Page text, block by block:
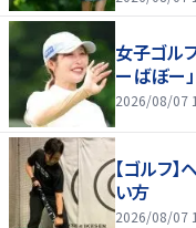
女子ゴル
ーばぼー
2026/08/07
【ゴルフ
い方
2026/08/07